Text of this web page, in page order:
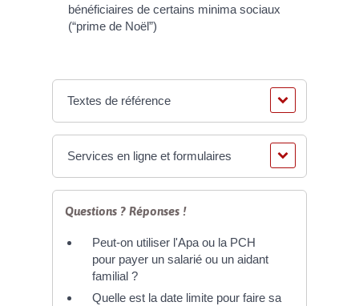
bénéficiaires de certains minima sociaux
(“prime de Noël”)
Textes de référence
Services en ligne et formulaires
Questions ? Réponses !
Peut-on utiliser l'Apa ou la PCH
pour payer un salarié ou un aidant
familial ?
Quelle est la date limite pour faire sa